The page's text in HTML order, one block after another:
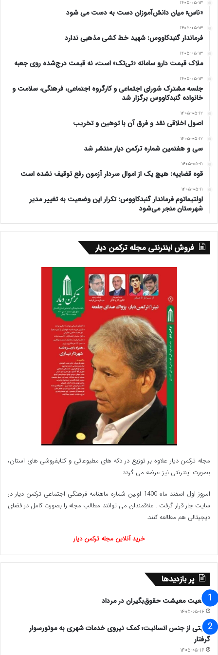
عدم شرکت در انتخابات چه عاقبتی را برایشان رقم
خواهد زد، حدود ۴۰، ۵۰ درصد پای صندوق آمدند. این
اولین نشانه وجود شکاف بین حاکمیت و مردم است.
معیدفر با بیان اینکه دغدغه‌‌های حاکمیت کاملا متفاوت از
مشکلات مردم است، عنوان کرد: مشکلات اقتصادی بیداد
می‌کند و هر روز مردم بیشتر در ابعاد مختلف زندگی‌شان
احساس ناامنی دارند و جوانان ناامیدتر می‌شوند، در
حالی که سخنان حاکمیت تماما حول مسائل منطقه و…
است. در حقیقت عده‌ای برای کشور اولویت تعیین
می‌کنند و منابع و امکانات مردم را به آن سمت می‌برند.
این کارشان هم نه‌تنها حفظ امنیت مردم را در پی
نداشته، بلکه برعکس ایران عملا تبدیل به تهدید منطقه و
جهان شده و امنیت اقتصادی خودش هم از بین رفته
وی تصریح کرد: اکنون حاکمیت باید پاسخ دهد که برای
این مردم چه کرده است؟ اینکه از یک سمت بخش
زیادی از جوانان‌ مهاجرت می‌کنند و از سمت دیگر مردمی
که می‌مانند، با مصیبت‌های فراوان درگیرند، همه نشان
می‌دهد مزیت‌های این سرزمین از دست رفته است.
این‌ها همه نشانه‌های شکاف بین حاکمیت و مردم است؛
حاکمیتی که ساز خود را می‌زند و اساسا گوشش بدهکار
مصیبت‌های مردم نیست و همچنان در رویای سروری
دنیا و دشمنی با شرق و غرب عالم به‌سرمی‌برد و از سمت
دیگر مردمی که در نیازهای اولیه خود مانده‌اند.
استاد بازنشسته جامعه‌شناسی دانشگاه تهران بیان کرد:
وقتی زندگی مردم تعطیل شده و حاکمیت هم هیچ
برنامه مشخصی برای آینده کشور ندارد، طبیعتا مشکلات
دیگری نیز بروز پیدا می‌کند. اکنون اخلاقیات جامعه نیز
دچار خدشه شده است. ما از پیامبر(ص) حدیث داریم که
«من لا معاش له، لا معاد له» (کسی که معاشش تامین
نباشد، معادی هم ندارد). در شرایطی که مردم درگیر
۱۴۰۵-۰۵-۱۳
«ناس» میان دانش‌آموزان دست به دست می شود
۱۴۰۵-۰۵-۱۳
فرماندار گنبدکاووس: شهید خط کشی مذهبی ندارد
۱۴۰۵-۰۵-۱۳
ملاک قیمت دارو سامانه «تی‌تک» است، نه قیمت درج‌شده روی جعبه
۱۴۰۵-۰۵-۱۳
جلسه مشترک شورای اجتماعی و کارگروه اجتماعی، فرهنگی، سلامت و
خانواده گنبدکاووس برگزار شد
۱۴۰۵-۰۵-۱۲
اصول اخلاقی نقد و فرق آن با توهین و تخریب
۱۴۰۵-۰۵-۱۲
سی و هفتمین شماره ترکمن دیار منتشر شد
۱۴۰۵-۰۵-۱۱
قوه قضاییه: هیچ یک از اموال سردار آزمون رفع توقیف نشده است
۱۴۰۵-۰۵-۱۱
اولتیماتوم فرماندار گنبدکاووس: تکرار این وضعیت به تغییر مدیر
شهرستان منجر می‌شود
فروش اینترنتی مجله ترکمن دیار
مجله ترکمن دیار علاوه بر توزیع در دکه های مطبوعاتی و کتابفروشی های استان،
بصورت اینترنتی نیز عرضه می گردد.‌
امروز اول اسفند ماه 1400 اولین شماره ماهنامه فرهنگی اجتماعی ترکمن دیار در
سایت جار قرار گرفت . علاقمندان می توانند مطالب مجله را بصورت کامل در فضای
دیجیتالی هم مطالعه کنند.
خرید آنلاین مجله ترکمن دیار
پر بازدیدها
وضعیت معیشت حقوق‌بگیران در مرداد
۱۴۰۵-۰۵-۱۶
روایتی از جنس انسانیت؛ کمک نیروی خدمات شهری به موتورسوار
گرفتار
۱۴۰۵-۰۵-۱۶